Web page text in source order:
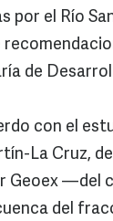
por el Río
de
con el
La Cruz,
Geoex —del
del